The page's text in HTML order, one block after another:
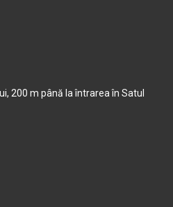
200 m până la întrarea în Satul